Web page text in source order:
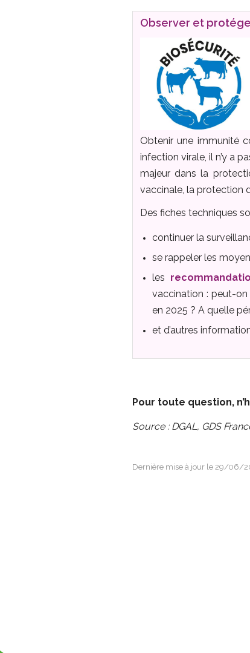
Observer et
Obtenir une immunité
infection virale, il n’y a
majeur dans la
vaccinale, la protection
Des fiches techniques
continuer la
se rappeler les
les
vaccination : peut-
en 2025 ? A quelle
et d’autres
Pour toute question,
Source : DGAL, GDS
Dernière mise à jour le 29/06/